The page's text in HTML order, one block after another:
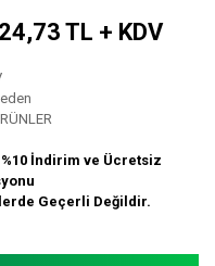
TL + KDV
%10 İndirim ve Ücretsiz
Geçerli Değildir.